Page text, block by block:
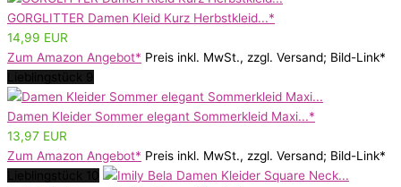
GORGLITTER Damen Kleid Kurz Herbstkleid...*
14,99 EUR
Zum Amazon Angebot* Preis inkl. MwSt., zzgl. Versand; Bild-Link*
Damen Kleider Sommer elegant Sommerkleid Maxi...*
13,97 EUR
Zum Amazon Angebot* Preis inkl. MwSt., zzgl. Versand; Bild-Link*